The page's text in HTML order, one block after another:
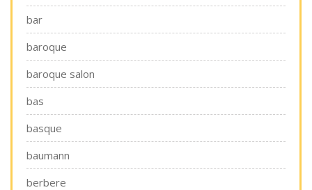
bar
baroque
baroque salon
bas
basque
baumann
berbere